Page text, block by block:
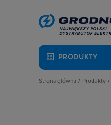
PRODUKTY
Strona główna
Produkty